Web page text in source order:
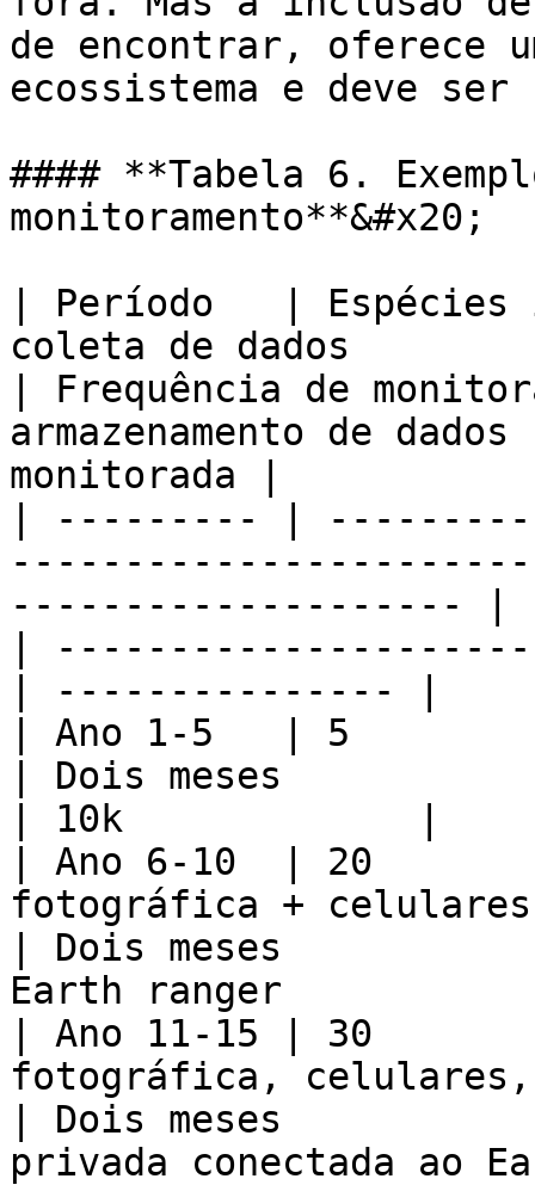
de encontrar, oferece
ecossistema e deve ser
#### **Tabela 6.
monitoramento**&#x20;
| Período   | Espécies
coleta de dados
| Frequência de
armazenamento de
monitorada |
| --------- |
-------------------- |
|
| --------------- |
| Ano 1-5   | 5
| Dois meses
| 10k             |
| Ano 6-10  | 20
fotográfica + celulares
| Dois meses
Earth ranger
| Ano 11-15 | 30
fotográfica, celulares,
| Dois meses
privada conectada ao